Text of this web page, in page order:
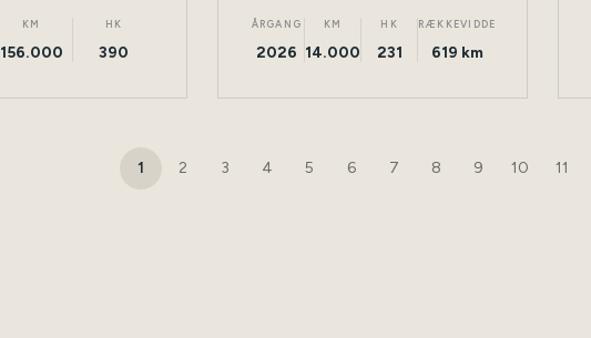
KM
156.000
HK
390
ÅRGANG
2026
KM
14.000
HK
231
RÆKKEVIDDE
619 km
1 2 3 4 5 6 7 8 9 10 11